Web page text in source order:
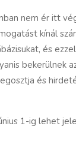
nem ér itt
kínál
és
bekerülnek
és
1-ig lehet